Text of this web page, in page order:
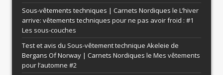
Sous-vêtements techniques | Carnets Nordiques le L’hiver
arrive: vêtements techniques pour ne pas avoir froid : #1
Les sous-couches
Test et avis du Sous-vêtement technique Akeleie de
Bergans Of Norway | Carnets Nordiques le Mes vêtements
pour l’automne #2